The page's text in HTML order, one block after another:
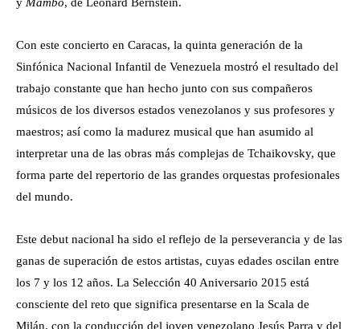
Con este concierto en Caracas, la quinta generación de la
Sinfónica Nacional Infantil de Venezuela mostró el resultado del
trabajo constante que han hecho junto con sus compañeros
músicos de los diversos estados venezolanos y sus profesores y
maestros; así como la madurez musical que han asumido al
interpretar una de las obras más complejas de Tchaikovsky, que
forma parte del repertorio de las grandes orquestas profesionales
del mundo.
Este debut nacional ha sido el reflejo de la perseverancia y de las
ganas de superación de estos artistas, cuyas edades oscilan entre
los 7 y los 12 años. La Selección 40 Aniversario 2015 está
consciente del reto que significa presentarse en la Scala de
Milán, con la conducción del joven venezolano Jesús Parra y del